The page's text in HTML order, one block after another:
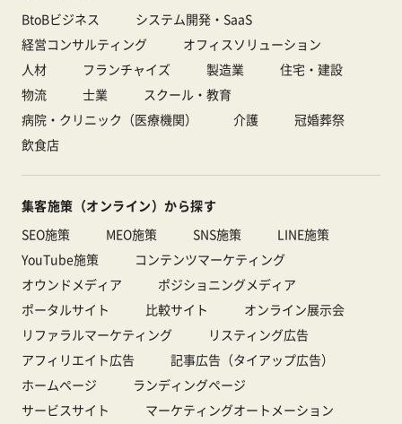
BtoBビジネス
システム開発・SaaS
経営コンサルティング
オフィスソリューション
人材
フランチャイズ 製造業
住宅・建設
物流
士業
スクール・教育
病院・クリニック（医療機関）
介護
冠婚葬祭
飲食店
集客施策（オンライン）から探す
SEO施策
MEO施策 SNS施策
LINE施策
YouTube施策
コンテンツマーケティング
オウンドメディア
ポジショニングメディア
ポータルサイト
比較サイト
オンライン展示会
リファラルマーケティング
リスティング広告
アフィリエイト広告
記事広告（タイアップ広告）
ホームページ
ランディングページ
サービスサイト
マーケティングオートメーション